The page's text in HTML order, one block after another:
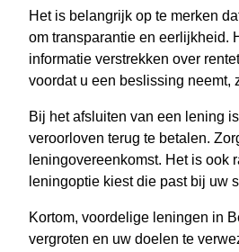
Het is belangrijk op te merken
om transparantie en eerlijkheid.
informatie verstrekken over
voordat u een beslissing neemt,
Bij het afsluiten van een lening
veroorloven terug te betalen.
leningovereenkomst. Het is ook
leningoptie kiest die past bij uw
Kortom, voordelige leningen in
vergroten en uw doelen te